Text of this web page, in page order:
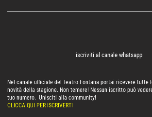
iscriviti al canale whatsapp
Nel canale ufficiale del Teatro Fontana portai ricevere tutte
novità della stagione. Non temere! Nessun iscritto può
tuo numero. Unisciti alla community!
CLICCA QUI PER ISCRIVERTI